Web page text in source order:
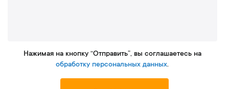
Нажимая на кнопку “Отправить”, вы соглашаетесь на
обработку персональных данных.